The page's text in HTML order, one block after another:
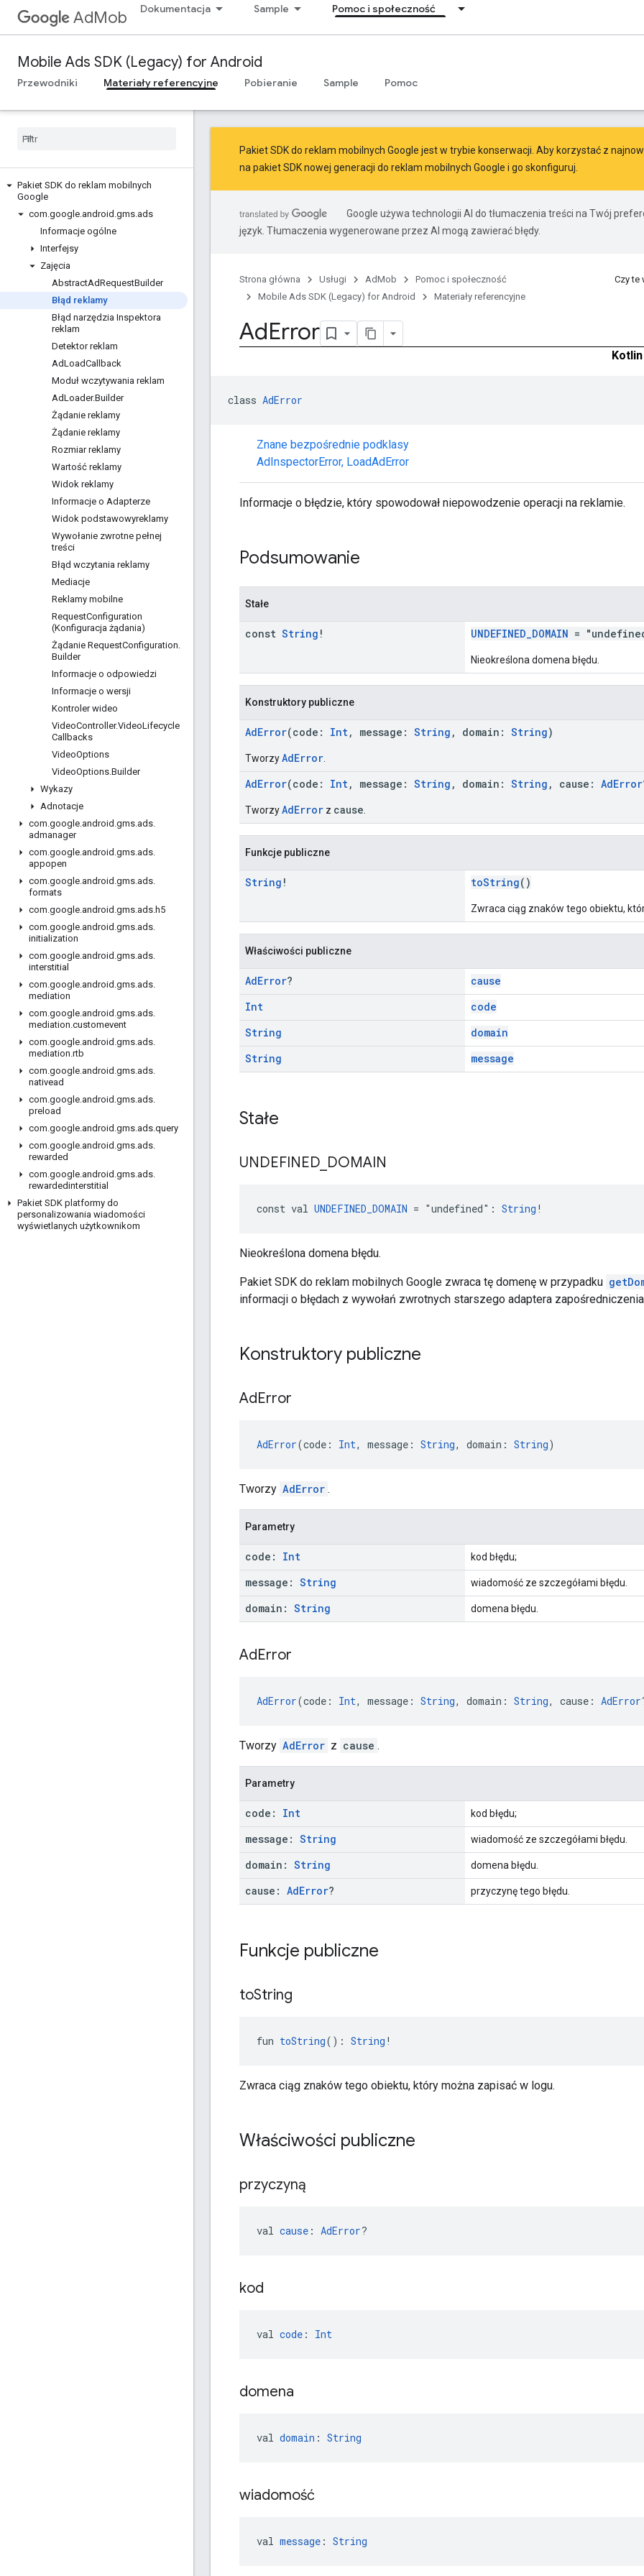
AdMob Dokumentacja Sample Pomoc i społeczność
Mobile Ads SDK (Legacy) for Android
Przewodniki Materiały referencyjne Pobieranie Sample Pomoc
Pakiet SDK do reklam mobilnych
Google
com.google.android .gms.ads
Informacje ogólne
Interfejsy
Zajęcia
AbstractAdRequestBuilder
Błąd reklamy
Błąd narzędzia Inspektora
reklam
Detektor reklam
AdLoadCallback
Moduł wczytywania reklam
AdLoader.Builder
Żądanie reklamy
Żądanie reklamy
Rozmiar reklamy
Wartość reklamy
Widok reklamy
Informacje o Adapterze
Widok podstawowyreklamy
Wywołanie zwrotne pełnej
treści
Błąd wczytania reklamy
Mediacje
Reklamy mobilne
RequestConfiguration
(Konfiguracja żądania)
Żądanie RequestConfiguration.
Builder
Informacje o odpowiedzi
Informacje o wersji
Kontroler wideo
VideoController.VideoLifecycle
Callbacks
VideoOptions
VideoOptions.Builder
Wykazy
Adnotacje
com.google.android .gms.ads.
admanager
com.google.android .gms.ads.
appopen
com.google.android .gms.ads.
formats
com.google.android .gms.ads.h5
com.google.android .gms.ads.
initialization
com.google.android .gms.ads.
interstitial
com.google.android .gms.ads.
mediation
com.google.android .gms.ads.
mediation.customevent
com.google.android .gms.ads.
mediation.rtb
com.google.android .gms.ads.
nativead
com.google.android .gms.ads.
preload
com.google.android .gms.ads.query
com.google.android .gms.ads.
rewarded
com.google.android .gms.ads.
rewardedinterstitial
Pakiet SDK platformy do
personalizowania wiadomości
wyświetlanych użytkownikom
Pakiet SDK do reklam mobilnych Google jest w trybie konserwacji. Aby korzystać z
na pakiet SDK nowej generacji do reklam mobilnych Google i go skonfiguruj.
Google używa technologii AI do tłumaczenia treści na Twój
język. Tłumaczenia wygenerowane przez AI mogą zawierać błędy.
Strona główna Usługi AdMob
Pomoc i społeczność
Mobile Ads SDK (Legacy) for Android
Materiały referencyjne
Czy te
AdError
Kotlin
class AdError
Znane bezpośrednie podklasy
AdInspectorError, LoadAdError
Informacje o błędzie, który spowodował niepowodzenie operacji na reklamie.
Podsumowanie
Stałe
const String ! UNDEFINED_DOMAIN =
Nieokreślona domena błędu.
Konstruktory publiczne
AdError(code: Int, message: String , domain: String)
TworzyAdError
AdError(code: Int, message: String , domain: String , cause: AdError
TworzyAdError z cause
Funkcje publiczne
String ! toString()
Zwraca ciąg znaków tego obiektu,
Właściwości publiczne
AdError?
cause
Int
code
String
domain
String
message
Stałe
UNDEFINED DOMAIN
const val UNDEFINED_DOMAIN = "undefined": String !
Nieokreślona domena błędu.
Pakiet SDK do reklam mobilnych Google zwraca tę domenę w przypadku
informacji o błędach z wywołań zwrotnych starszego adaptera
Konstruktory publiczne
AdError
AdError(code: Int, message: String, domain: String)
Tworzy AdError .
Parametry
code: Int kod błędu;
message: String wiadomość ze szczegółami błędu.
domain: String domena błędu.
AdError
AdError(code: Int, message: String, domain: String, cause: AdError
Tworzy AdError z cause .
Parametry
code: Int kod błędu;
message: String wiadomość ze szczegółami błędu.
domain: String domena błędu.
cause: AdError? przyczynę tego błędu.
Funkcje publiczne
toString
fun toString(): String !
Zwraca ciąg znaków tego obiektu, który można zapisać w logu.
Właściwości publiczne
przyczyną
val cause : AdError?
kod
val code : Int
domena
val domain : String
wiadomość
val message : String